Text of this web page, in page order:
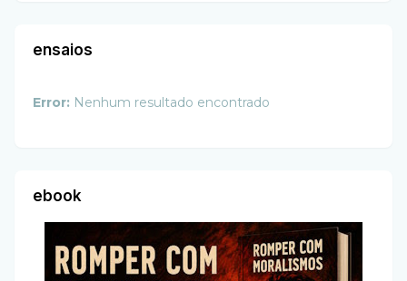
ensaios
Error: Nenhum resultado encontrado
ebook